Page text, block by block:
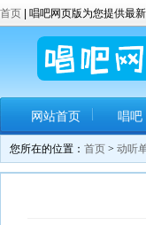
首页 | 唱吧网页版为您提供最
网站首页 唱吧
您所在的位置： 首页 > 动听